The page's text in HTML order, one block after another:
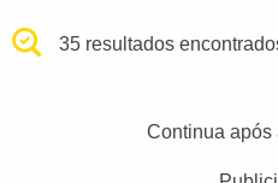
35 resultados
Continua